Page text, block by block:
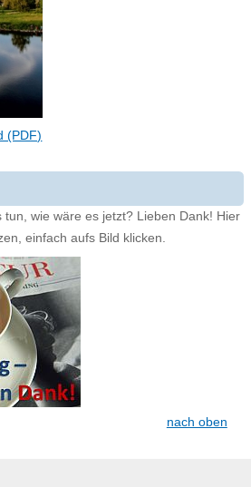
(PDF)
tun, wie wäre es jetzt? Lieben Dank! Hier
einfach aufs Bild klicken.
nach oben